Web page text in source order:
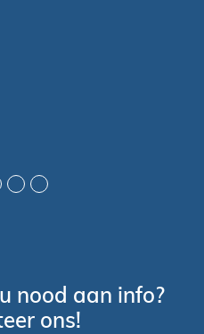
nood aan info?
ons!